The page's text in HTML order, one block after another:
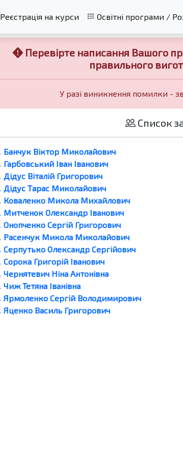
Реєстрація на курси Освітні програми /
Перевірте написання Вашого
правильного
У разі виникнення помилки -
Список
Банчук Віктор Миколайович
Гарбовський Іван Іванович
Дідус Віталій Григорович
Дідус Тарас Миколайович
Коваленко Микола Михайлович
Митченок Олександр Іванович
Онопченко Сергій Григорович
Расенчук Микола Миколайович
Серпутько Олександр Сергійович
Сорока Григорій Іванович
Чернятевич Ніна Антонівна
Чиж Тетяна Іванівна
Ярмоленко Сергій Володимирович
Яценко Василь Григорович